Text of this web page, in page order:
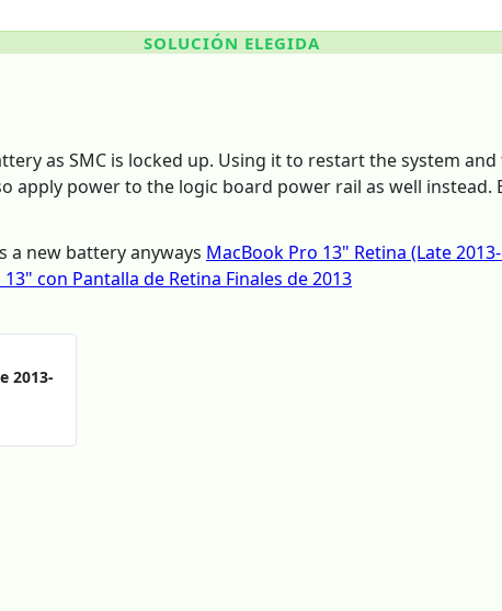
SOLUCIÓN ELEGIDA
as SMC is locked up. Using it to restart the system
apply power to the logic board power rail as well
a new battery anyways MacBook Pro 13" Retina (Late
con Pantalla de Retina Finales de 2013
2013-